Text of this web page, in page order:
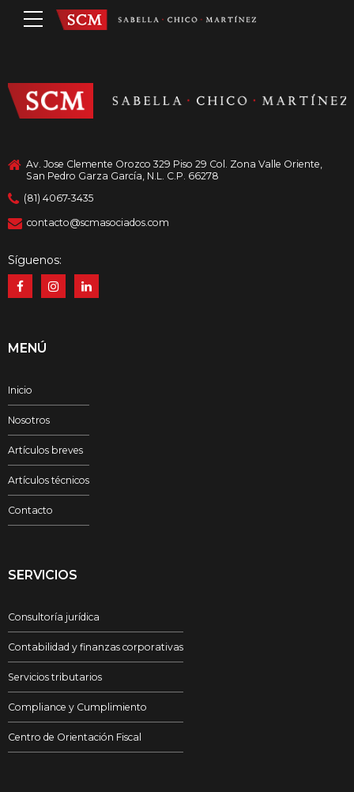
Av. Jose Clemente Orozco 329 Piso 29 Col. Zona Valle Oriente,
San Pedro Garza García, N.L. C.P. 66278
(81) 4067-3435
contacto@scmasociados.com
Síguenos:
MENÚ
Inicio
Nosotros
Artículos breves
Artículos técnicos
Contacto
SERVICIOS
Consultoría jurídica
Contabilidad y finanzas corporativas
Servicios tributarios
Compliance y Cumplimiento
Centro de Orientación Fiscal